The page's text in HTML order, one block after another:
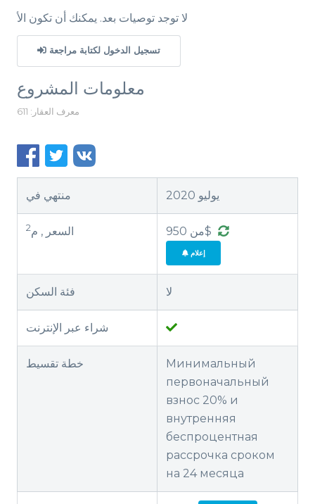
لا توجد توصيات بعد. يمكنك أن تكون الأ
تسجيل الدخول لكتابة مراجعة
معلومات المشروع
معرف العقار: 611
منتهي في يوليو 2020
السعر , م2 من 950$
إعلام
فئة السكن لا
شراء عبر الإنترنت
خطة تقسيط
Минимальный
первоначальный
взнос 20% и
внутренняя
беспроцентная
рассрочка сроком
на 24 месяца